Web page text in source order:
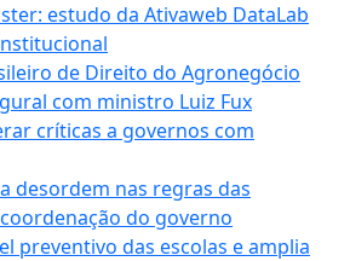
estudo da Ativaweb DataLab
de Direito do Agronegócio
com ministro Luiz Fux
críticas a governos com
desordem nas regras das
do governo
preventivo das escolas e amplia